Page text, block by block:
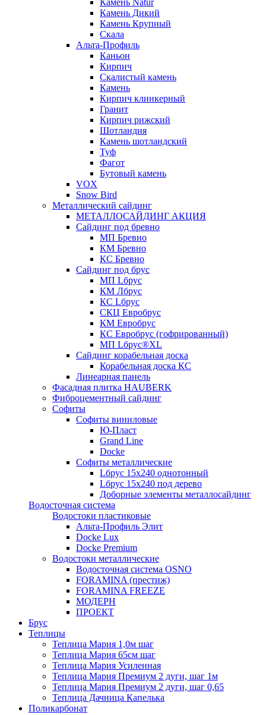
Камень Natur
Камень Дикий
Камень Крупный
Скала
Альта-Профиль
Каньон
Кирпич
Скалистый камень
Камень
Кирпич клинкерный
Гранит
Кирпич рижский
Шотландия
Камень шотландский
Туф
Фагот
Бутовый камень
VOX
Snow Bird
Металлический сайдинг
МЕТАЛЛОСАЙДИНГ АКЦИЯ
Сайдинг под бревно
МП Бревно
КМ Бревно
КС Бревно
Сайдинг под брус
МП Lбрус
КМ Лбрус
КС Lбрус
СКЦ Евробрус
КМ Евробрус
КС Евробрус (гофрированный)
МП Lбрус®XL
Сайдинг корабельная доска
Корабельная доска КС
Линеарная панель
Фасадная плитка HAUBERK
Фиброцементный сайдинг
Софиты
Софиты виниловые
Ю-Пласт
Grand Line
Docke
Софиты металлические
Lбрус 15x240 однотонный
Lбрус 15x240 под дерево
Доборные элементы металлосайдинг
Водосточная система
Водостоки пластиковые
Альта-Профиль Элит
Docke Lux
Docke Premium
Водостоки металлические
Водосточная система OSNO
FORAMINA (престиж)
FORAMINA FREEZE
МОДЕРН
ПРОЕКТ
Брус
Теплицы
Теплица Мария 1,0м шаг
Теплица Мария 65см шаг
Теплица Мария Усиленная
Теплица Мария Премиум 2 дуги, шаг 1м
Теплица Мария Премиум 2 дуги, шаг 0,65
Теплица Дачница Капелька
Поликарбонат